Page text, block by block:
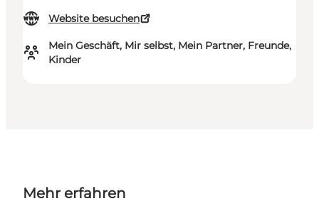
Website besuchen
Mein Geschäft, Mir selbst, Mein Partner, Freunde,
Kinder
Mehr erfahren